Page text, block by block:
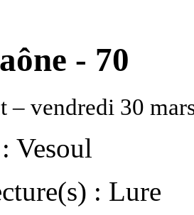
- 70
– vendredi 30
Vesoul
: Lure